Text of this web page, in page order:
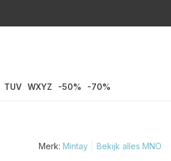
TUV WXYZ -50% -70%
Merk: Mintay Bekijk alles MNO